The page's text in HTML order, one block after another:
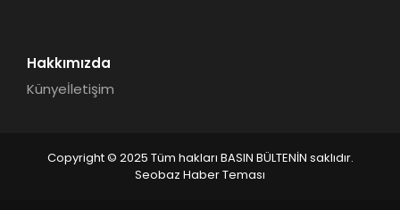
Hakkımızda
Künyeİletişim
Copyright © 2025 Tüm hakları BASIN BÜLTENİN saklıdır.
Seobaz Haber Teması